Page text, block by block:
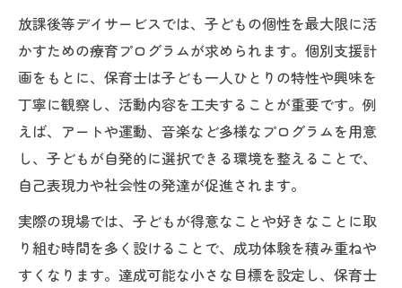
放課後等デイサービスでは、子どもの個性を最大限に活
かすための療育プログラムが求められます。個別支援計
画をもとに、保育士は子ども一人ひとりの特性や興味を
丁寧に観察し、活動内容を工夫することが重要です。例
えば、アートや運動、音楽など多様なプログラムを用意
し、子どもが自発的に選択できる環境を整えることで、
自己表現力や社会性の発達が促進されます。
実際の現場では、子どもが得意なことや好きなことに取
り組む時間を多く設けることで、成功体験を積み重ねや
すくなります。達成可能な小さな目標を設定し、保育士